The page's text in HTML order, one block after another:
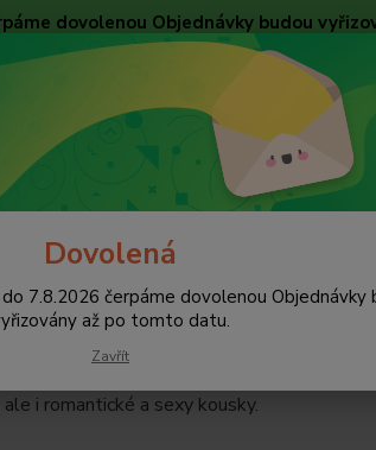
dovolenou Objednávky budou
Tabulky velikostí Ochrana osobních údajů
Hledat
pište
V této kategorii najdete luxusní
i romantické a sexy kousky.
Dovolená
do 7.8.2026 čerpáme dovolenou Objednávky
až po tomto datu.
Zavřít